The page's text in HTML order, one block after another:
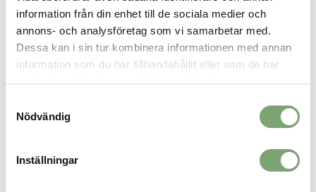
information från din enhet till de sociala medier och
annons- och analysföretag som vi samarbetar med.
Dessa kan i sin tur kombinera informationen med annan
information som du har tillhandahållit eller som de har
samlat in när du har använt deras tjänster.
Nödvändig
Inställningar
Artikelnummer:
029949
ALTERNATIVA FÄRGER